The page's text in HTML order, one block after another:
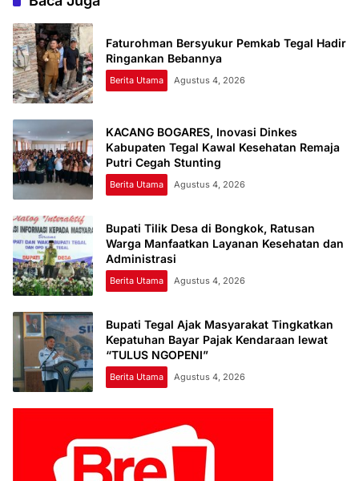
Faturohman Bersyukur Pemkab Tegal Hadir
Ringankan Bebannya
Berita Utama Agustus 4, 2026
KACANG BOGARES, Inovasi Dinkes
Kabupaten Tegal Kawal Kesehatan Remaja
Putri Cegah Stunting
Berita Utama Agustus 4, 2026
Bupati Tilik Desa di Bongkok, Ratusan
Warga Manfaatkan Layanan Kesehatan dan
Administrasi
Berita Utama Agustus 4, 2026
Bupati Tegal Ajak Masyarakat Tingkatkan
Kepatuhan Bayar Pajak Kendaraan lewat
“TULUS NGOPENI”
Berita Utama Agustus 4, 2026